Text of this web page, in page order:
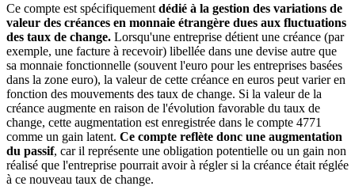
Ce compte est spécifiquement dédié à la gestion des variations de
valeur des créances en monnaie étrangère dues aux fluctuations
des taux de change. Lorsqu'une entreprise détient une créance (par
exemple, une facture à recevoir) libellée dans une devise autre que
sa monnaie fonctionnelle (souvent l'euro pour les entreprises basées
dans la zone euro), la valeur de cette créance en euros peut varier en
fonction des mouvements des taux de change. Si la valeur de la
créance augmente en raison de l'évolution favorable du taux de
change, cette augmentation est enregistrée dans le compte 4771
comme un gain latent. Ce compte reflète donc une augmentation
du passif, car il représente une obligation potentielle ou un gain non
réalisé que l'entreprise pourrait avoir à régler si la créance était réglée
à ce nouveau taux de change.